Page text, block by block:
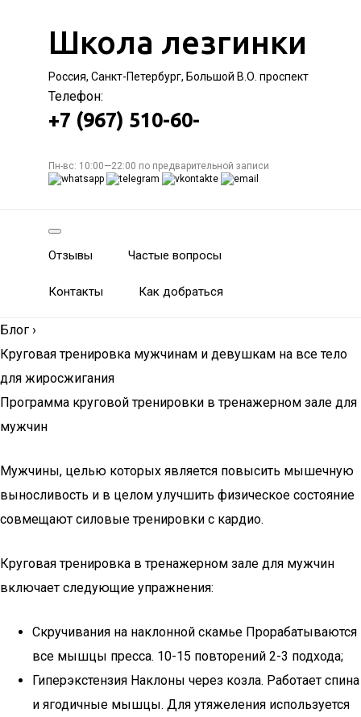
Школа лезгинки
Россия, Санкт-Петербург, Большой В.О. проспект
Телефон:
+7 (967) 510-60-
Пн-вс: 10:00—22:00 по предварительной записи
Отзывы Частые вопросы
Контакты Как добраться
Блог ›
Круговая тренировка мужчинам и девушкам на все тело
для жиросжигания
Программа круговой тренировки в тренажерном зале для
мужчин
Мужчины, целью которых является повысить мышечную
выносливость и в целом улучшить физическое состояние
совмещают силовые тренировки с кардио.
Круговая тренировка в тренажерном зале для мужчин
включает следующие упражнения:
Скручивания на наклонной скамье Прорабатываются
все мышцы пресса. 10-15 повторений 2-3 подхода;
Гиперэкстензия Наклоны через козла. Работает спина
и ягодичные мышцы. Для утяжеления используется